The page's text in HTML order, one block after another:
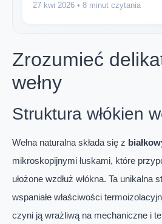
27 kwi 2026 • 8 minut czytania
Zrozumieć
wełny
Struktura włókien
Wełna naturalna składa się z
mikroskopijnymi łuskami, które
ułożone wzdłuż włókna. Ta unikalna
wspaniałe właściwości
czyni ją wrażliwą na mechaniczne i